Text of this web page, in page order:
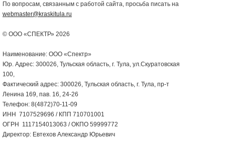
По вопросам, связанным с работой сайта, просьба писать на
webmaster@kraskitula.ru
© ООО «СПЕКТР» 2026
Наименование: ООО «Спектр»
Юр. Адрес: 300026, Тульская область, г. Тула, ул.Скуратовская
100,
Фактический адрес: 300026, Тульская область, г. Тула, пр-т
Ленина 169, пав. 16, 24-26
Телефон: 8(4872)70-11-09
ИНН 7107529696 / КПП 710701001
ОГРН 1117154013063 / ОКПО 59999772
Директор: Евтехов Александр Юрьевич